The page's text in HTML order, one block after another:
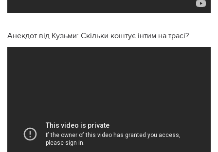
Анекдот від Кузьми: Скільки коштує інтим на трасі?